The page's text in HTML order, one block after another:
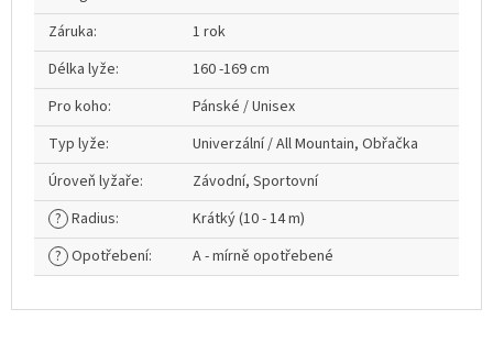
Záruka:
1 rok
Délka lyže:
160 -169 cm
Pro koho:
Pánské / Unisex
Typ lyže:
Univerzální / All Mountain, Obřačka
Úroveň lyžaře:
Závodní, Sportovní
? Radius:
Krátký (10 - 14 m)
? Opotřebení: A - mírně opotřebené